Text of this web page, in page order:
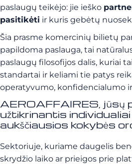
paslaugų teikėjo: jie ieško
pasitikėti ir kuris gebėtų
Šia prasme komercinių bilietų
papildoma paslauga, tai
paslaugų filosofijos dalis, kuriai
standartai ir keliami tie patys
operatyvumo, konfidencialumo
AEROAFFAIRES, jūsų
užtikrinantis
aukščiausios kokybės
Sektoriuje, kuriame daugelis
skrydžio laiko ar prieigos prie